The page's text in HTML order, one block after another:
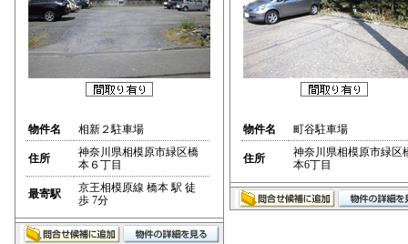
物件名 相新２駐車場
住所
神奈川県相模原市緑区橋
本６丁目
最寄駅
京王相模原線 橋本 駅 徒
歩 7分
物件名 町谷駐車場
住所
神奈川県相模原市緑区
本6丁目